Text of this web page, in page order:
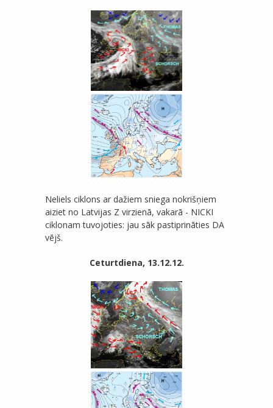
Neliels ciklons ar dažiem sniega nokrišņiem
aiziet no Latvijas Z virzienā, vakarā - NICKI
ciklonam tuvojoties: jau sāk pastiprināties DA
vējš.
Ceturtdiena, 13.12.12.